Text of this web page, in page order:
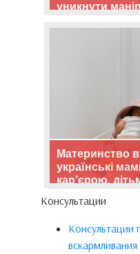
уникнути
Материнство
українські
кар’єрою,
Консультации
Консультации
вскармливания